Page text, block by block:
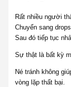
Rất nhiều người
Chuyển sang
Sau đó tiếp tục
Sự thật là bất kỳ
Né tránh không
vòng lặp thất bại.